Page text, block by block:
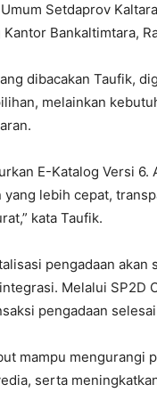
Setdaprov
Bankaltimtara,
dibacakan Taufik,
melainkan
E-Katalog Versi
lebih cepat,
kata Taufik.
pengadaan
Melalui SP2D
pengadaan
mampu mengurangi
serta